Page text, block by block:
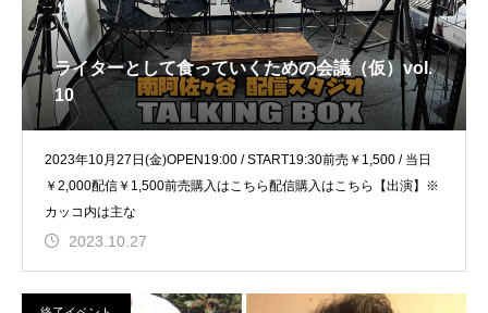
ライターとして食っていくための会議（仮）vol.
10
2023年10月27日(金)OPEN19:00 / START19:30前売￥1,500 / 当日
￥2,000配信￥1,500前売購入はこちら配信購入はこちら【出演】※
カッコ内は主な
2023.10.27